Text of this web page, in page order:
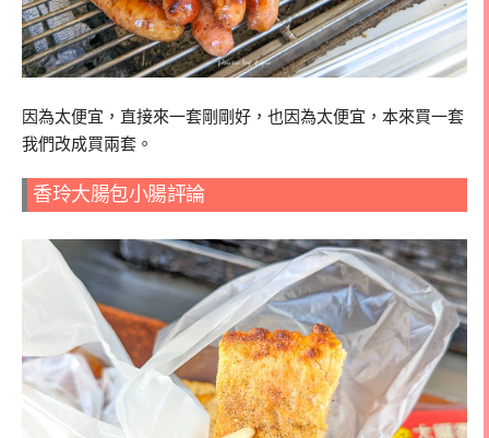
因為太便宜，直接來一套剛剛好，也因為太便宜，本來買一套
我們改成買兩套。
香玲大腸包小腸評論